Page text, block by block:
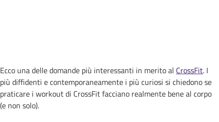
Ecco una delle domande più interessanti in merito al CrossFit. I
più diffidenti e contemporaneamente i più curiosi si chiedono se
praticare i workout di CrossFit facciano realmente bene al corpo
(e non solo).